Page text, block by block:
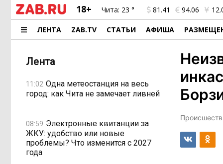
18+ Чита: 23 ° 81.41 94.06
ЛЕНТА ZAB.TV СТАТЬИ АФИША
Лента
11:02 Одна метеостанция на весь
город: как Чита не замечает ливней
08:59 Электронные квитанции за
ЖКУ: удобство или новые
проблемы? Что изменится с 2027
года